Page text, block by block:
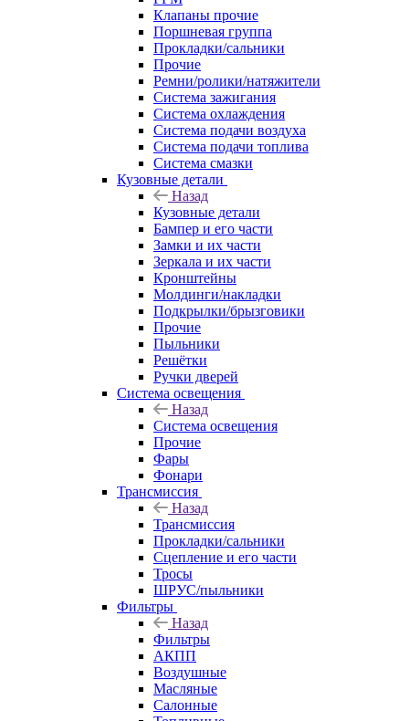
Клапаны прочие
Поршневая группа
Прокладки/сальники
Прочие
Ремни/ролики/натяжители
Система зажигания
Система охлаждения
Система подачи воздуха
Система подачи топлива
Система смазки
Кузовные детали
Назад
Кузовные детали
Бампер и его части
Замки и их части
Зеркала и их части
Кронштейны
Молдинги/накладки
Подкрылки/брызговики
Прочие
Пыльники
Решётки
Ручки дверей
Система освещения
Назад
Система освещения
Прочие
Фары
Фонари
Трансмиссия
Назад
Трансмиссия
Прокладки/сальники
Сцепление и его части
Тросы
ШРУС/пыльники
Фильтры
Назад
Фильтры
АКПП
Воздушные
Масляные
Салонные